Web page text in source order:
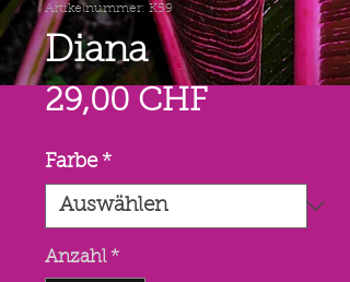
Artikelnummer: K59
Diana
29,00 CHFPreis
Farbe *
Anzahl *